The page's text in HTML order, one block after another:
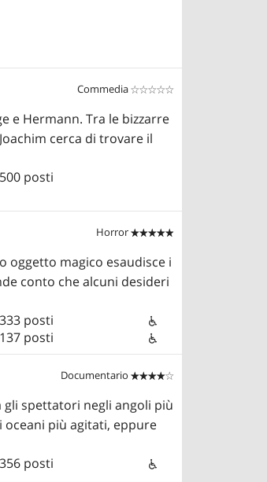
Commedia 

e Hermann. Tra le bizzarre
cerca di trovare il
500 posti
Horror 

oggetto magico esaudisce i
conto che alcuni desideri
333 posti
137 posti
Documentario 

spettatori negli angoli più
più agitati, eppure
356 posti